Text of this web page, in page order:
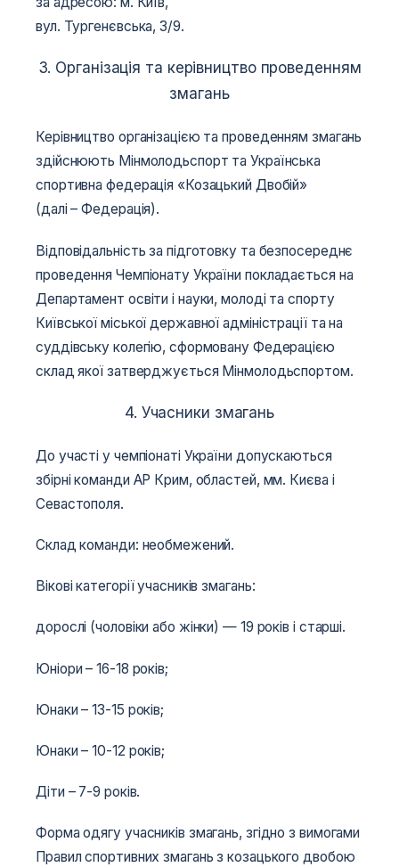
вул. Тургенєвська, 3/9.
3. Організація та керівництво проведенням
змагань
Керівництво організацією та проведенням змагань
здійснюють Мінмолодьспорт та Українська
спортивна федерація «Козацький Двобій»
(далі – Федерація).
Відповідальність за підготовку та безпосереднє
проведення Чемпіонату України покладається на
Департамент освіти і науки, молоді та спорту
Київської міської державної адміністрації та на
суддівську колегію, сформовану Федерацією
склад якої затверджується Мінмолодьспортом.
4. Учасники змагань
До участі у чемпіонаті України допускаються
збірні команди АР Крим, областей, мм. Києва і
Севастополя.
Склад команди: необмежений.
Вікові категорії учасників змагань:
дорослі (чоловіки або жінки) — 19 років і старші.
Юніори – 16-18 років;
Юнаки – 13-15 років;
Юнаки – 10-12 років;
Діти – 7-9 років.
Форма одягу учасників змагань, згідно з вимогами
Правил спортивних змагань з козацького двобою